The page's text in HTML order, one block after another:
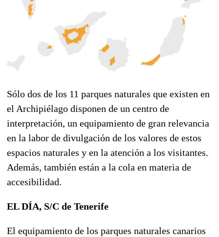
Sólo dos de los 11 parques naturales que existen en
el Archipiélago disponen de un centro de
interpretación, un equipamiento de gran relevancia
en la labor de divulgación de los valores de estos
espacios naturales y en la atención a los visitantes.
Además, también están a la cola en materia de
accesibilidad.
EL DÍA, S/C de Tenerife
El equipamiento de los parques naturales canarios